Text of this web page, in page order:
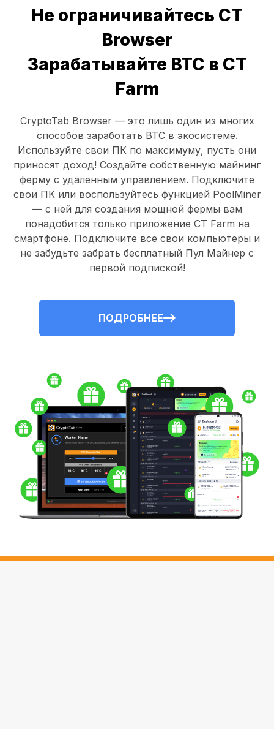
Не ограничивайтесь CT
Browser
Зарабатывайте BTC в CT
Farm
CryptoTab Browser— это лишь один из многих
способов заработать BTC в экосистеме.
Используйте свои ПК по максимуму, пусть они
приносят доход! Создайте собственную майнинг
ферму с удаленным управлением. Подключите
свои ПКили воспользуйтесь функцией PoolMiner
— с ней для создания мощной фермы вам
понадобится только приложение CT Farm на
смартфоне. Подключите все свои компьютеры и
не забудьте забрать бесплатный Пул Майнер с
первой подпиской!
ПОДРОБНЕЕ